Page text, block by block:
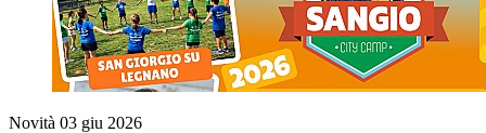
Novità 03 giu 2026